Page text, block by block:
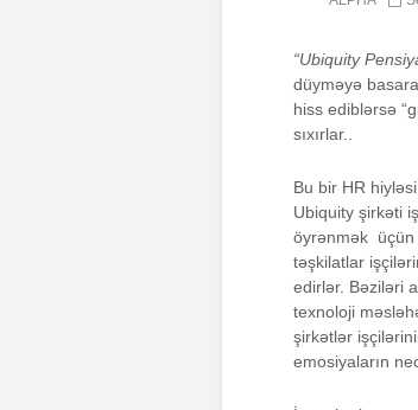
“Ubiquity
düyməyə
hiss ediblərsə
sıxırlar..
Bu bir HR
Ubiquity şirkəti
öyrənmək üçün
təşkilatlar
edirlər. Bəziləri
texnoloji
şirkətlər
emosiyaların